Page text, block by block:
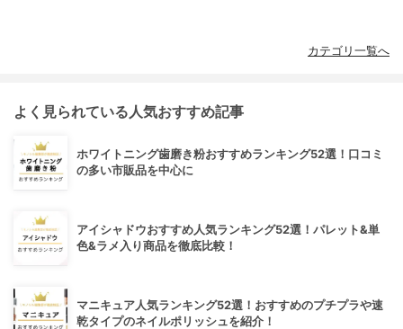
カテゴリ一覧へ
よく見られている人気おすすめ記事
ホワイトニング歯磨き粉おすすめランキング52選！口コミ
の多い市販品を中心に
アイシャドウおすすめ人気ランキング52選！パレット&単
色&ラメ入り商品を徹底比較！
マニキュア人気ランキング52選！おすすめのプチプラや速
乾タイプのネイルポリッシュを紹介！